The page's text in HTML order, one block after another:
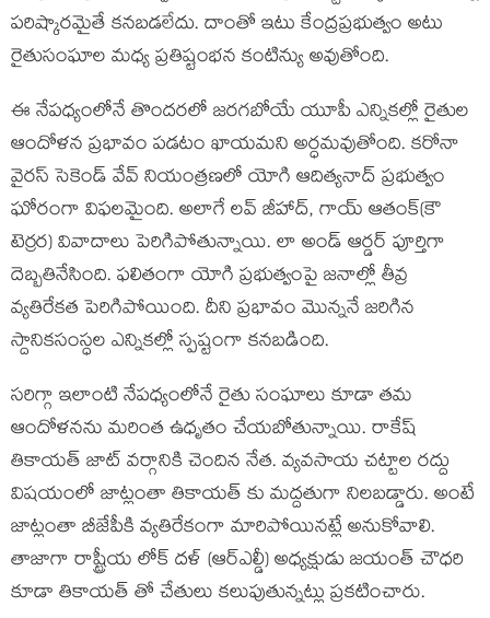
పరిష్కారమైతే కనబడలేదు. దాంతో ఇటు కేంద్రప్రభుత్వం అటు
రైతుసంఘాల మధ్య ప్రతిష్టంభన కంటిన్యు అవుతోంది.
ఈ నేపధ్యంలోనే తొందరలో జరగబోయే యూపీ ఎన్నికల్లో రైతుల
ఆందోళన ప్రభావం పడటం ఖాయమని అర్ధమవుతోంది. కరోనా
వైరస్ సెకెండ్ వేవ్ నియంత్రణలో యోగి ఆదిత్యనాద్ ప్రభుత్వం
ఘోరంగా విఫలమైంది. అలాగే లవ్ జీహాద్, గాయ్ ఆతంక్(కౌ
టెర్రర) వివాదాలు పెరిగిపోతున్నాయి. లా అండ్ ఆర్డర్ పూర్తిగా
దెబ్బతినేసింది. ఫలితంగా యోగి ప్రభుత్వంపై జనాల్లో తీవ్ర
వ్యతిరేకత పెరిగిపోయింది. దీని ప్రభావం మొన్ననే జరిగిన
స్దానికసంస్ధల ఎన్నికల్లో స్పష్టంగా కనబడింది.
సరిగ్గా ఇలాంటి నేపధ్యంలోనే రైతు సంఘాలు కూడా తమ
ఆందోళనను మరింత ఉధృతం చేయబోతున్నాయి. రాకేష్
తికాయత్ జాట్ వర్గానికి చెందిన నేత. వ్యవసాయ చట్టాల రద్దు
విషయంలో జాట్లంతా తికాయత్ కు మద్దతుగా నిలబడ్డారు. అంటే
జాట్లంతా బీజేపీకి వ్యతిరేకంగా మారిపోయినట్లే అనుకోవాలి.
తాజాగా రాష్ట్రీయ లోక్ దళ్ (ఆర్ఎల్డీ) అధ్యక్షుడు జయంత్ చౌధరి
కూడా తికాయత్ తో చేతులు కలుపుతున్నట్లు ప్రకటించారు.